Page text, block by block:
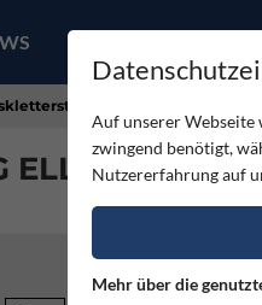
PRODUKTE
Ellmau
ELLMAU
Auf unserer Webseite
zwingend benötigt,
Nutzererfahrung auf
Mehr über die